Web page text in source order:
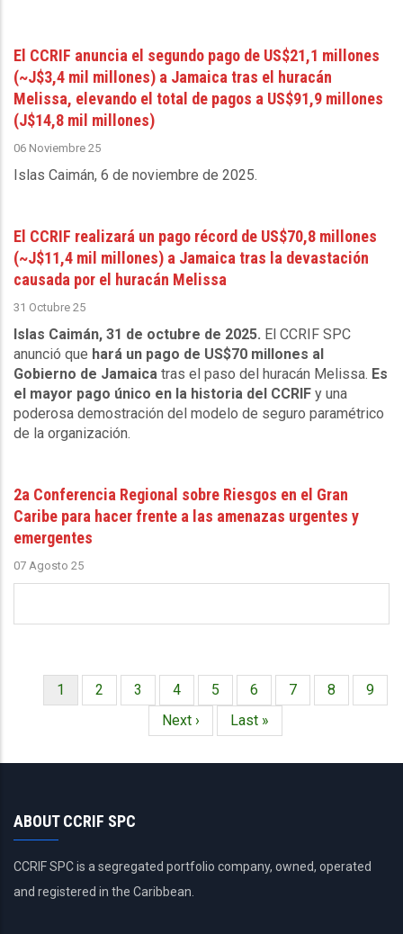
El CCRIF anuncia el segundo pago de US$21,1 millones
(~J$3,4 mil millones) a Jamaica tras el huracán
Melissa, elevando el total de pagos a US$91,9 millones
(J$14,8 mil millones)
06 Noviembre 25
Islas Caimán, 6 de noviembre de 2025.
El CCRIF realizará un pago récord de US$70,8 millones
(~J$11,4 mil millones) a Jamaica tras la devastación
causada por el huracán Melissa
31 Octubre 25
Islas Caimán, 31 de octubre de 2025. El CCRIF SPC
anunció que hará un pago de US$70 millones al
Gobierno de Jamaica tras el paso del huracán Melissa. Es
el mayor pago único en la historia del CCRIF y una
poderosa demostración del modelo de seguro paramétrico
de la organización.
2a Conferencia Regional sobre Riesgos en el Gran
Caribe para hacer frente a las amenazas urgentes y
emergentes
07 Agosto 25
Paginación
Página
actual
1 Página
2 Página
3 Página
4 Página
5 Página
6 Página
7 Página
8
9
Siguiente
página
Next ›
Última
página
Last »
ABOUT CCRIF SPC
CCRIF SPC is a segregated portfolio company, owned, operated
and registered in the Caribbean.